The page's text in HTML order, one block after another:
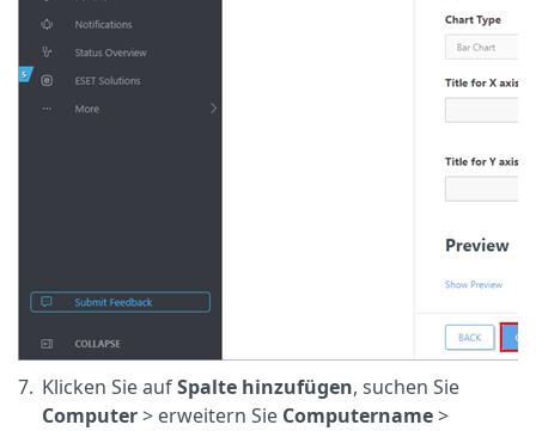
7. Klicken Sie aufSpalte hinzufügen, suchen Sie
Computer> erweitern Sie Computername>